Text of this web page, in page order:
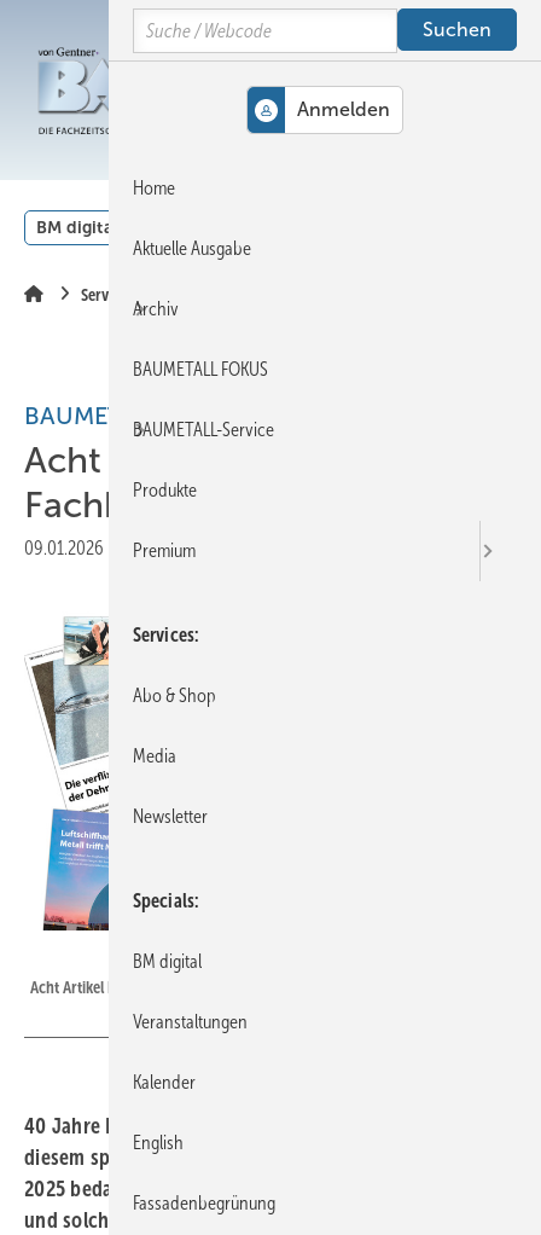
Hauptinhalt
Hauptmenü
SiteSearch
BM digital
Service
BAUMETALL-Jahresrückblick 2025
Acht Heftausgaben – acht
Fachbeiträge!
09.01.2026 Druckvorschau
Acht Artikel kostenfrei Lesen
40 Jahre BAUMETALL: Ein Jahr voller Meilensteine – Mit
diesem speziellen Fachartikel-Rückblick auf das Jahr
2025 bedankt sich BAUMETALL bei allen treuen Lesern
und solchen, die es noch werden möchten
Search
Home
Aktuelle Ausgabe
Archiv
BAUMETALL FOKUS
BAUMETALL-Service
Produkte
Premium
Services
Abo & Shop
Media
Newsletter
Specials
BM digital
Veranstaltungen
Kalender
English
Fassadenbegrünung